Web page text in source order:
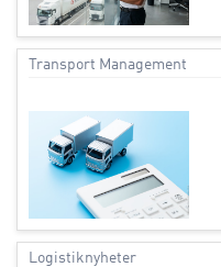
Transport Management
Logistiknyheter